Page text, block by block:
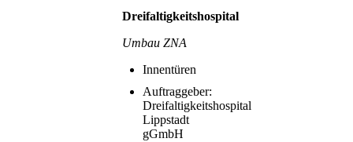
Dreifaltigkeitshospital
Umbau ZNA
Innentüren
Auftraggeber:
Dreifaltigkeitshospital
Lippstadt
gGmbH